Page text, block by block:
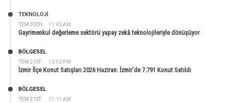
TEM 30TH 11:42 AM
TEKNOLOJİ
Gayrimenkul değerleme sektörü yapay zekâ teknolojileriyle dönüşüyor
TEM 21ST 12:02 PM
BÖLGESEL
İzmir İlçe Konut Satışları 2026 Haziran: İzmir’de 7.791 Konut Satıldı
TEM 21ST 11:11 AM
BÖLGESEL